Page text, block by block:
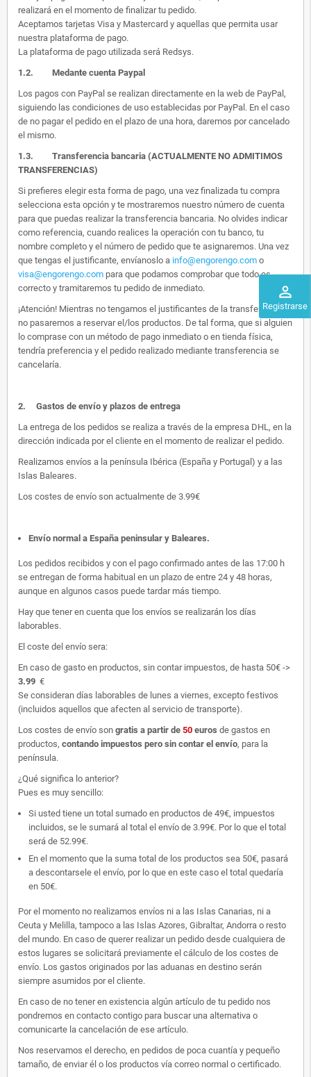
perm_identity
Registrarse
realizará en el momento de finalizar tu pedido.
Aceptamos tarjetas Visa y Mastercard y aquellas que permita usar
nuestra plataforma de pago.
La plataforma de pago utilizada será Redsys.
1.2. Medante cuenta Paypal
Los pagos con PayPal se realizan directamente en la web de PayPal,
siguiendo las condiciones de uso establecidas por PayPal. En el caso
de no pagar el pedido en el plazo de una hora, daremos por cancelado
el mismo.
1.3. Transferencia bancaria (ACTUALMENTE NO ADMITIMOS
TRANSFERENCIAS)
Si prefieres elegir esta forma de pago, una vez finalizada tu compra
selecciona esta opción y te mostraremos nuestro número de cuenta
para que puedas realizar la transferencia bancaria. No olvides indicar
como referencia, cuando realices la operación con tu banco, tu
nombre completo y el número de pedido que te asignaremos. Una vez
que tengas el justificante, envíanoslo a info@engorengo.com o
visa@engorengo.com para que podamos comprobar que todo es
correcto y tramitaremos tu pedido de inmediato.
¡Atención! Mientras no tengamos el justificantes de la transferencia,
no pasaremos a reservar el/los productos. De tal forma, que si alguien
lo comprase con un método de pago inmediato o en tienda física,
tendría preferencia y el pedido realizado mediante transferencia se
cancelaría.
2. Gastos de envío y plazos de entrega
La entrega de los pedidos se realiza a través de la empresa DHL, en la
dirección indicada por el cliente en el momento de realizar el pedido.
Realizamos envíos a la península Ibérica (España y Portugal) y a las
Islas Baleares.
Los costes de envío son actualmente de 3.99€
Envío normal a España peninsular y Baleares.
Los pedidos recibidos y con el pago confirmado antes de las 17:00 h
se entregan de forma habitual en un plazo de entre 24 y 48 horas,
aunque en algunos casos puede tardar más tiempo.
Hay que tener en cuenta que los envíos se realizarán los días
laborables.
El coste del envío sera:
En caso de gasto en productos, sin contar impuestos, de hasta 50€ ->
3.99 €
Se consideran días laborables de lunes a viernes, excepto festivos
(incluidos aquellos que afecten al servicio de transporte).
Los costes de envío son gratis a partir de 50 euros de gastos en
productos, contando impuestos pero sin contar el envío, para la
península.
¿Qué significa lo anterior?
Pues es muy sencillo:
Si usted tiene un total sumado en productos de 49€, impuestos
incluidos, se le sumará al total el envío de 3.99€. Por lo que el total
será de 52.99€.
En el momento que la suma total de los productos sea 50€, pasará
a descontarsele el envío, por lo que en este caso el total quedaría
en 50€.
Por el momento no realizamos envíos ni a las Islas Canarias, ni a
Ceuta y Melilla, tampoco a las Islas Azores, Gibraltar, Andorra o resto
del mundo. En caso de querer realizar un pedido desde cualquiera de
estos lugares se solicitará previamente el cálculo de los costes de
envío. Los gastos originados por las aduanas en destino serán
siempre asumidos por el cliente.
En caso de no tener en existencia algún artículo de tu pedido nos
pondremos en contacto contigo para buscar una alternativa o
comunicarte la cancelación de ese artículo.
Nos reservamos el derecho, en pedidos de poca cuantía y pequeño
tamaño, de enviar él o los productos vía correo normal o certificado.